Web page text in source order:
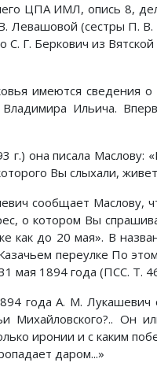
ЦПА ИМЛ, опись 8,
Левашовой (сестры П.
С. Г. Беркович из
имеются сведения
Ильича.
г.) она писала Маслову:
Вы слыхали,
сообщает Маслову,
о котором Вы
как до 20 мая». В
переулке По
мая 1894 года (ПСС. Т.
года А. М. Лукашевич
Михайловского?.. Он
иронии и с каким
даром...»